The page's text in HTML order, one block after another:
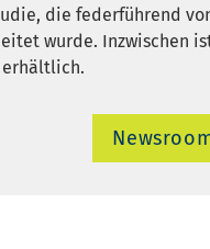
die federführend
wurde. Inzwischen